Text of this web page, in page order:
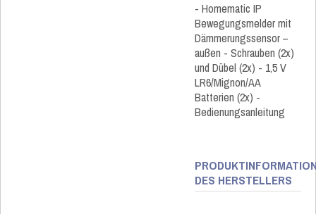
- Homematic IP
Bewegungsmelder mit
Dämmerungssensor –
außen - Schrauben (2x)
und Dübel (2x) - 1,5 V
LR6/Mignon/AA
Batterien (2x) -
Bedienungsanleitung
DES HERSTELLERS